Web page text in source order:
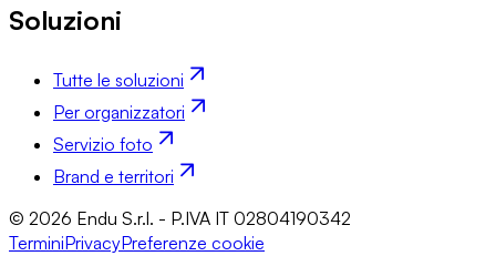
Soluzioni
Tutte le soluzioni
Per organizzatori
Servizio foto
Brand e territori
© 2026 Endu S.r.l. - P.IVA IT 02804190342
TerminiPrivacyPreferenze cookie